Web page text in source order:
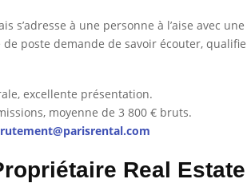
s’adresse à une personne à l’aise avec
poste demande de savoir écouter,
excellente présentation.
moyenne de 3 800 € bruts.
Real Estate